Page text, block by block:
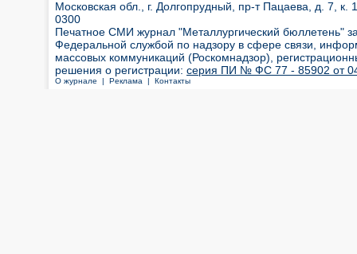
Московская обл., г. Долгопрудный, пр-т Пацаева, д. 7,
0300
Печатное СМИ журнал "Металлургический бюллетень"
Федеральной службой по надзору в сфере связи,
массовых коммуникаций (Роскомнадзор),
решения о регистрации: серия ПИ № ФС 77 - 85902 от 04
О журнале | Реклама | Контакты